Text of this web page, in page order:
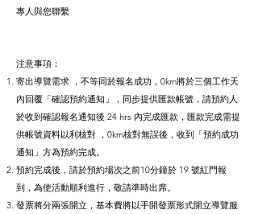
專人與您聯繫
注意事項：
寄出導覽需求 ，不等同於報名成功，0km將於三個工作天
內回覆「確認預約通知」，同步提供匯款帳號，請預約人
於收到確認報名通知後 24 hrs 內完成匯款，匯款完成需提
供帳號資料以利核對 ，0km核對無誤後，收到「預約成功
通知」方為預約完成。
預約完成後，請於預約場次之前10分鐘於 19 號紅門報
到，為使活動順利進行，敬請準時出席。
發票將分兩張開立，基本費將以手開發票形式開立導覽服